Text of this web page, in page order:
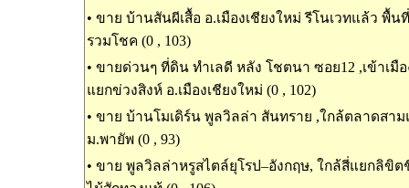
• ขาย บ้านสันผีเสื้อ อ.เมืองเชียงใหม่ รีโนเวทแล้ว พื้น
รวมโชค (0 , 103)
• ขายด่วนๆ ที่ดิน ทำเลดี หลัง โชตนา ซอย12 ,เข้าเมือ
แยกข่วงสิงห์ อ.เมืองเชียงใหม่ (0 , 102)
• ขาย บ้านโมเดิร์น พูลวิลล่า สันทราย ,ใกล้ตลาดสาม
ม.พายัพ (0 , 93)
• ขาย พูลวิลล่าหรูสไตล์ยุโรป–อังกฤษ, ใกล้สี่แยกลิขิ